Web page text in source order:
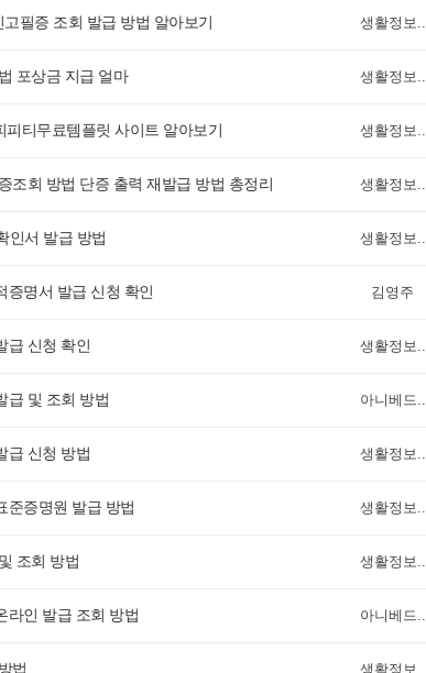
필증 조회 발급 방법 알아보기 생활정보..
포상금 지급 얼마 생활정보..
피티무료템플릿 사이트 알아보기 생활정보..
조회 방법 단증 출력 재발급 방법 총정리 생활정보..
인서 발급 방법 생활정보..
증명서 발급 신청 확인 김영주
급 신청 확인 생활정보..
급 및 조회 방법 아니베드..
급 신청 방법 생활정보..
준증명원 발급 방법 생활정보..
조회 방법 생활정보..
라인 발급 조회 방법 아니베드..
법 생활정보..